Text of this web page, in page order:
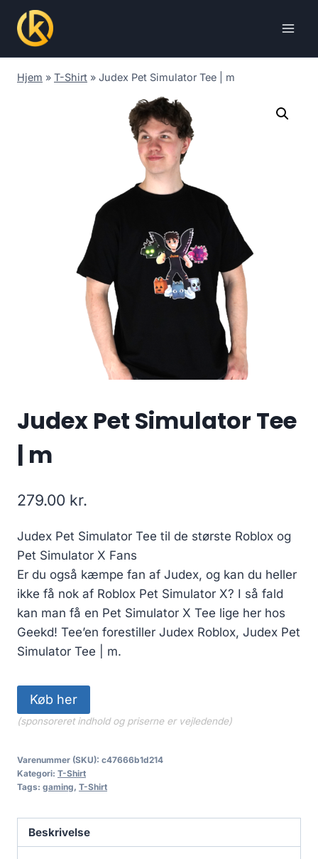
content
Hjem » T-Shirt » Judex Pet Simulator Tee | m
Judex Pet Simulator Tee
| m
279.00 kr.
Judex Pet Simulator Tee til de største Roblox og
Pet Simulator X Fans
Er du også kæmpe fan af Judex, og kan du heller
ikke få nok af Roblox Pet Simulator X? I så fald
kan man få en Pet Simulator X Tee lige her hos
Geekd! Tee’en forestiller Judex Roblox, Judex Pet
Simulator Tee | m.
Køb her
(sponsoreret indhold og priserne er vejledende)
Varenummer (SKU): c47666b1d214
Kategori: T-Shirt
Tags: gaming, T-Shirt
Beskrivelse